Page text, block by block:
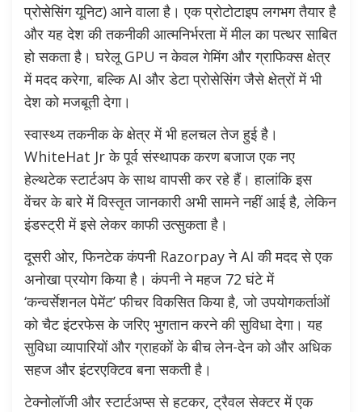
प्रोसेसिंग यूनिट) आने वाला है। एक प्रोटोटाइप लगभग तैयार है
और यह देश की तकनीकी आत्मनिर्भरता में मील का पत्थर साबित
हो सकता है। घरेलू GPU न केवल गेमिंग और ग्राफिक्स क्षेत्र
में मदद करेगा, बल्कि AI और डेटा प्रोसेसिंग जैसे क्षेत्रों में भी
देश को मजबूती देगा।
स्वास्थ्य तकनीक के क्षेत्र में भी हलचल तेज हुई है।
WhiteHat Jr के पूर्व संस्थापक करण बजाज एक नए
हेल्थटेक स्टार्टअप के साथ वापसी कर रहे हैं। हालांकि इस
वेंचर के बारे में विस्तृत जानकारी अभी सामने नहीं आई है, लेकिन
इंडस्ट्री में इसे लेकर काफी उत्सुकता है।
दूसरी ओर, फिनटेक कंपनी Razorpay ने AI की मदद से एक
अनोखा प्रयोग किया है। कंपनी ने महज 72 घंटे में
‘कन्वर्सेशनल पेमेंट’ फीचर विकसित किया है, जो उपयोगकर्ताओं
को चैट इंटरफेस के जरिए भुगतान करने की सुविधा देगा। यह
सुविधा व्यापारियों और ग्राहकों के बीच लेन-देन को और अधिक
सहज और इंटरएक्टिव बना सकती है।
टेक्नोलॉजी और स्टार्टअप्स से हटकर, ट्रैवल सेक्टर में एक